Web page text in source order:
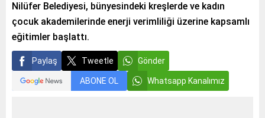
Nilüfer Belediyesi, bünyesindeki kreşlerde ve kadın
çocuk akademilerinde enerji verimliliği üzerine kapsamlı
eğitimler başlattı.
Paylaş Tweetle Gönder
ABONE OL Whatsapp Kanalımız